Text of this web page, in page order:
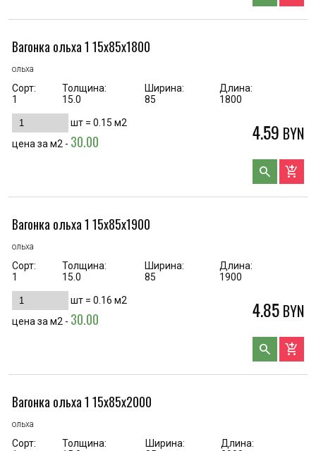
Вагонка ольха 1 15х85х1800
ольха
Сорт:
1
Толщина:
15.0
Ширина:
85
Длина:
1800
шт = 0.15 м2
цена за м2 - 30.00 4.59 BYN
search add_shopping_cart
Вагонка ольха 1 15х85х1900
ольха
Сорт:
1
Толщина:
15.0
Ширина:
85
Длина:
1900
шт = 0.16 м2
цена за м2 - 30.00 4.85 BYN
search add_shopping_cart
Вагонка ольха 1 15х85х2000
ольха
Сорт:
Толщина:
Ширина:
Длина: